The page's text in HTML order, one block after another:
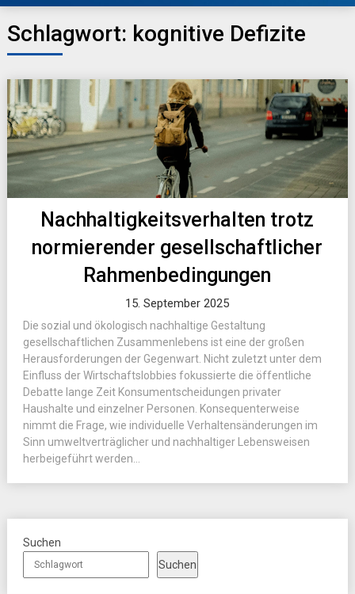
Schlagwort: kognitive Defizite
Nachhaltigkeitsverhalten trotz
normierender gesellschaftlicher
Rahmenbedingungen
15. September 2025
Die sozial und ökologisch nachhaltige Gestaltung
gesellschaftlichen Zusammenlebens ist eine der großen
Herausforderungen der Gegenwart. Nicht zuletzt unter dem
Einfluss der Wirtschaftslobbies fokussierte die öffentliche
Debatte lange Zeit Konsumentscheidungen privater
Haushalte und einzelner Personen. Konsequenterweise
nimmt die Frage, wie individuelle Verhaltensänderungen im
Sinn umweltverträglicher und nachhaltiger Lebensweisen
herbeigeführt werden...
Suchen
Suchen